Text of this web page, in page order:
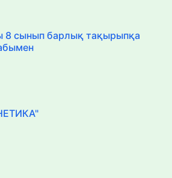
8 сынып барлық тақырыпқа